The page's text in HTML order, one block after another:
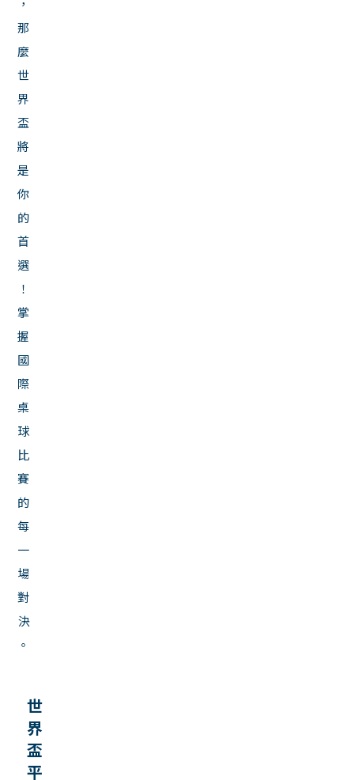
，
那
麼
世
界
盃
將
是
你
的
首
選
！
掌
握
國
際
桌
球
比
賽
的
每
一
場
對
決
。
世
界
盃
平